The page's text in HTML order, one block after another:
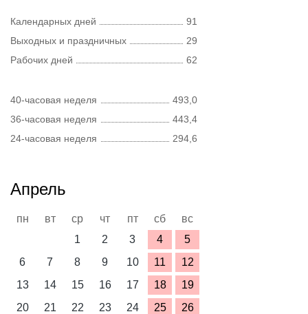
Календарных дней
91
Выходных и праздничных
29
Рабочих дней
62
40-часовая неделя
493,0
36-часовая неделя
443,4
24-часовая неделя
294,6
Апрель
пн вт ср чт пт сб
вс
1
2 3 4
5
6
7 8 9 10 11
12
13
14 15 16 17 18
19
20
21 22 23 24 25
26